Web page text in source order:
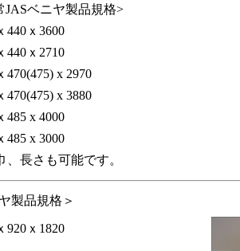
JASベニヤ製品規格>
440ｘ3600
440ｘ2710
470(475) x 2970
470(475) x 3880
485 x 4000
485 x 3000
長さも可能です。
製品規格＞
920ｘ1820